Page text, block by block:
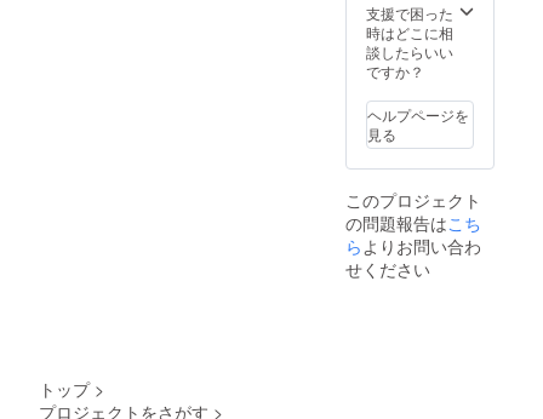
支援で困った
時はどこに相
談したらいい
ですか？
ヘルプページを
見る
このプロジェクト
の問題報告はこち
ら よりお問い合わ
せください
トップ >
プロジェクトをさがす >